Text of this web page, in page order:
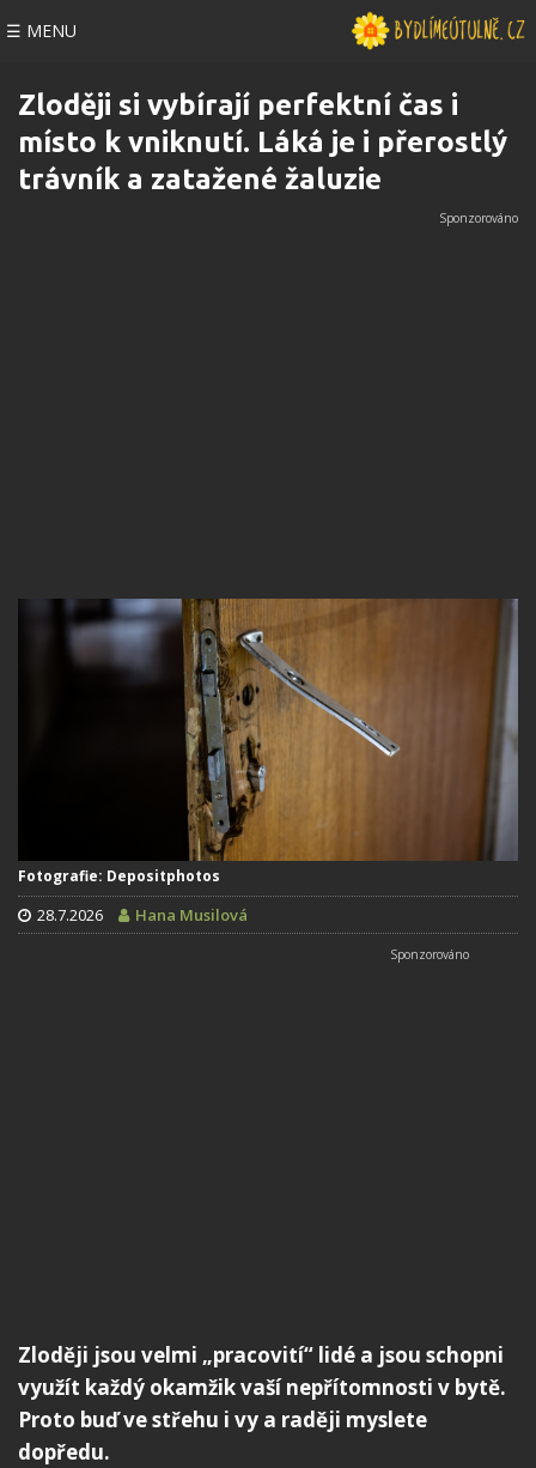
☰ MENU
Zloději si vybírají perfektní čas i
místo k vniknutí. Láká je i přerostlý
trávník a zatažené žaluzie
Fotografie: Depositphotos
28.7.2026 Hana Musilová
Zloději jsou velmi „pracovití“ lidé a jsou schopni
využít každý okamžik vaší nepřítomnosti v bytě.
Proto buď ve střehu i vy a raději myslete
dopředu.